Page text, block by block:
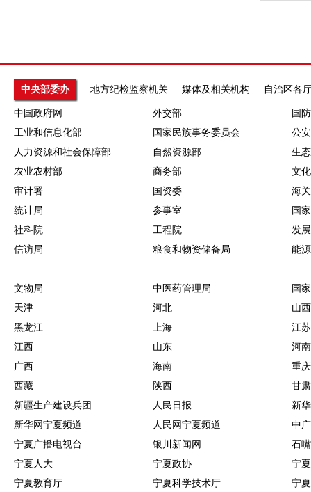
中央部委办 地方纪检监察机关 媒体及相关机构 自治区各
中国政府网 外交部
国
工业和信息化部
国家民族事务委员会
公
人力资源和社会保障部
自然资源部
生
农业农村部
商务部
文
审计署
国资委
海
统计局
参事室
国
社科院
工程院
发
信访局
粮食和物资储备局 能
文物局 中医药管理局
国
天津
河北
山西
黑龙江
上海
江苏
江西
山东
河南
广西
海南
重庆
西藏
陕西
甘肃
新疆生产建设兵团
人民日报
新
新华网宁夏频道
人民网宁夏频道
中
宁夏广播电视台
银川新闻网
石
宁夏人大
宁夏政协
宁
宁夏教育厅
宁夏科学技术厅
宁